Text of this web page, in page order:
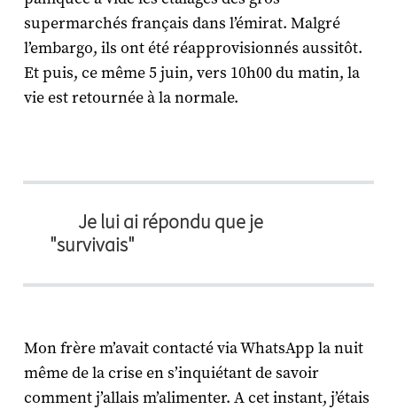
supermarchés français dans l’émirat. Malgré
l’embargo, ils ont été réapprovisionnés aussitôt.
Et puis, ce même 5 juin, vers 10h00 du matin, la
vie est retournée à la normale.
Je lui ai répondu que je
"survivais"
Mon frère m’avait contacté via WhatsApp la nuit
même de la crise en s’inquiétant de savoir
comment j’allais m’alimenter. A cet instant, j’étais